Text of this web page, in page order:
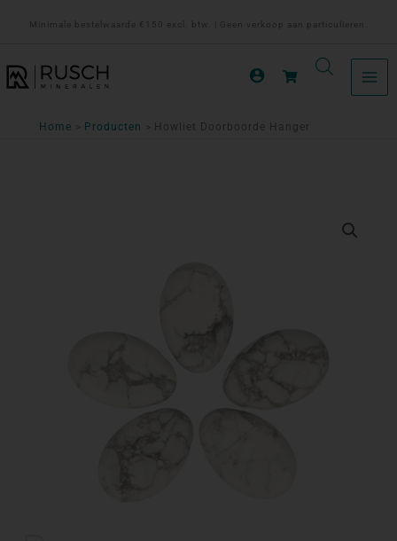
inhoud
Minimale bestelwaarde €150 excl. btw. | Geen verkoop aan particulieren.
Home Producten Howliet Doorboorde Hanger